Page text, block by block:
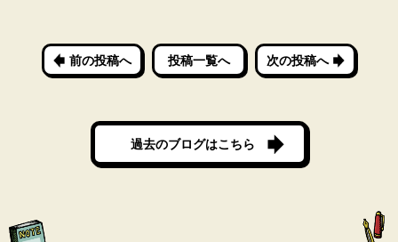
前の投稿へ 投稿一覧へ 次の投稿へ
過去のブログはこちら